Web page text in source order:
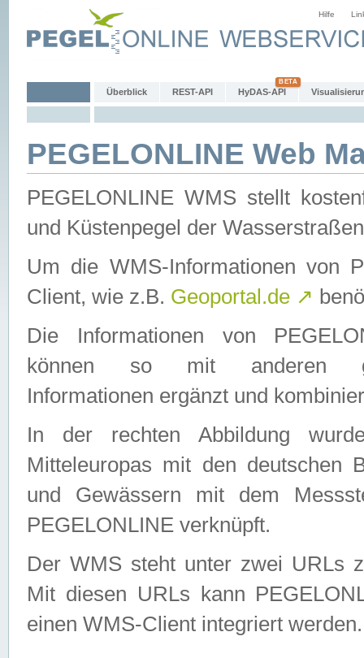
Hilfe
Überblick REST-API HyDAS-API
PEGELONLINE Web
PEGELONLINE WMS stellt
und Küstenpegel der
Um die WMS-Informationen von
Client, wie z.B. Geoportal.de ↗
Die Informationen von
können so mit anderen
Informationen ergänzt und
In der rechten Abbildung
Mitteleuropas mit den deutschen
und Gewässern mit dem
PEGELONLINE verknüpft.
Der WMS steht unter zwei URLs
Mit diesen URLs kann
einen WMS-Client integriert werden.